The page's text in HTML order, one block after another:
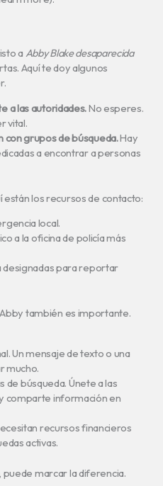
a Abby Blake desaparecida
Aquí te doy algunos
a las autoridades.No esperes.
vital.
grupos de búsqueda.Hay
a encontrar a personas
los recursos de contacto:
local.
a la oficina de policía más
designadas para reportar
también es importante.
Un mensaje de texto o una
mucho.
de búsqueda. Únete a las
comparte información en
recursos financieros
activas.
puede marcar la diferencia.